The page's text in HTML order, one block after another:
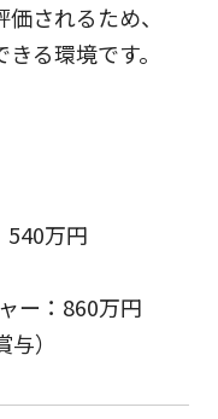
されるため、
る環境です。
万円
ー：860万円
）